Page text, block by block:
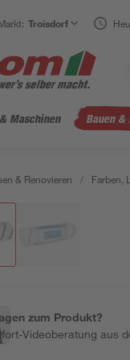
Troisdorf
Maschinen Bauen &
& Renovieren / Farben,
zum Produkt?
Videoberatung aus